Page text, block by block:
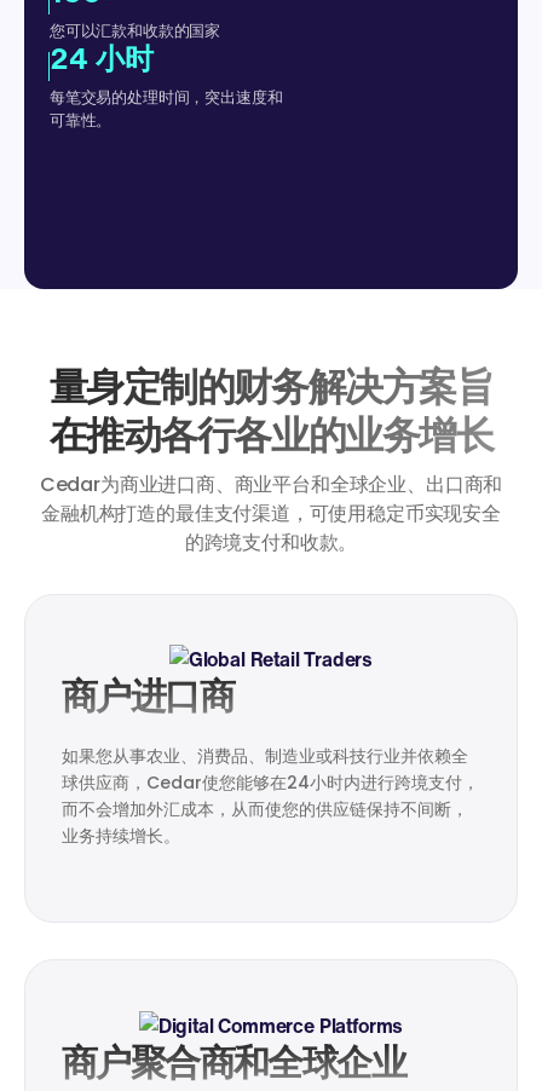
您可以汇款和收款的国家
24 小时
每笔交易的处理时间，突出速度和
可靠性。
量身定制的财务解决方案旨
在推动各行各业的业务增长
Cedar为商业进口商、商业平台和全球企业、出口商和
金融机构打造的最佳支付渠道，可使用稳定币实现安全
的跨境支付和收款。
商户进口商
如果您从事农业、消费品、制造业或科技行业并依赖全
球供应商，Cedar使您能够在24小时内进行跨境支付，
而不会增加外汇成本，从而使您的供应链保持不间断，
业务持续增长。
商户聚合商和全球企业